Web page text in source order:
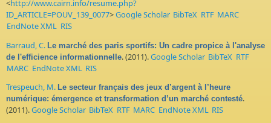
<http://www.cairn.info/resume.php?
ID_ARTICLE=POUV_139_0077>Google Scholar BibTeX RTF MARC
EndNote XML RIS
Barraud, C. Le marché des paris sportifs: Un cadre propice à l'analyse
de l'efficience informationnelle. (2011).Google Scholar BibTeX RTF
MARC EndNote XML RIS
Trespeuch, M. Le secteur français des jeux d’argent à l’heure
numérique: émergence et transformation d’un marché contesté.
(2011).Google Scholar BibTeX RTF MARC EndNote XML RIS